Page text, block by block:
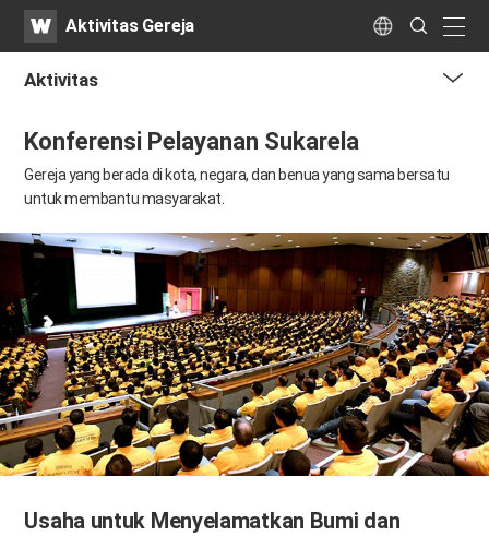
WATVAktivitas Gereja Language
Search
Submit
Aktivitas
Konferensi Pelayanan Sukarela
Gereja yang berada di kota, negara, dan benua yang sama bersatu
untuk membantu masyarakat.
Usaha untuk Menyelamatkan Bumi dan